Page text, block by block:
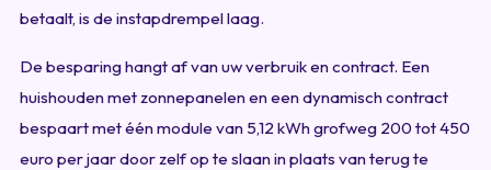
betaalt, is de instapdrempel laag.
De besparing hangt af van uw verbruik en contract. Een
huishouden met zonnepanelen en een dynamisch contract
bespaart met één module van 5,12 kWh grofweg 200 tot 450
euro per jaar door zelf op te slaan in plaats van terug te